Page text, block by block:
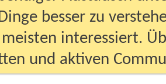
besser zu
meisten interessiert.
und aktiven